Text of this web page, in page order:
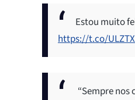
Estou muito
https://t.co/
“Sempre